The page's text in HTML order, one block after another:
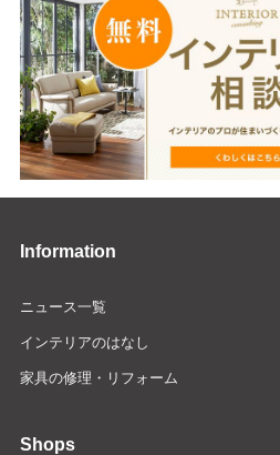
Information
ニュース一覧
インテリアのはなし
家具の修理・リフォーム
Shops